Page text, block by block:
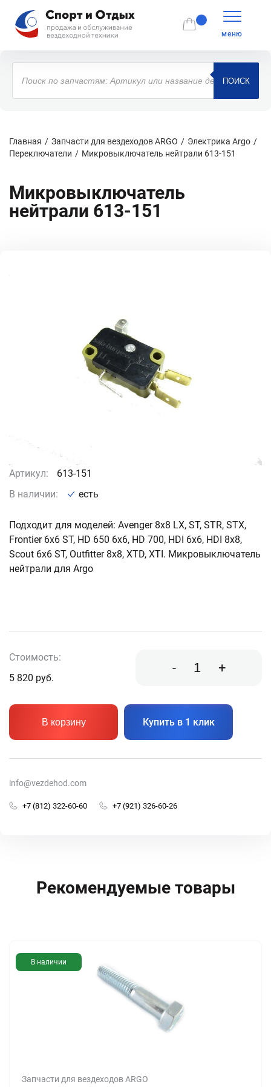
меню
Поиск
товаров
ПОИСК
Главная Запчасти для вездеходов ARGO
Электрика Argo
Переключатели
Микровыключатель нейтрали 613-151
Микровыключатель
нейтрали 613-151
Артикул:
613-151
В наличии:
есть
Подходит для моделей: Avenger 8x8 LX, ST, STR, STX,
Frontier 6x6 ST, HD 650 6x6, HD 700, HDI 6x6, HDI 8x8,
Scout 6x6 ST, Outfitter 8x8, XTD, XTI. Микровыключатель
нейтрали для Argo
Стоимость:
5 820 руб.
- +
В корзину Купить в 1 клик
info@vezdehod.com
+7 (812) 322-60-60 +7 (921) 326-60-26
Рекомендуемые товары
В наличии
Запчасти для вездеходов ARGO